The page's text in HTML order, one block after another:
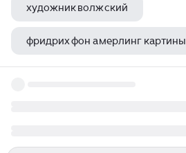
художник волжский
фридрих фон амерлинг картины